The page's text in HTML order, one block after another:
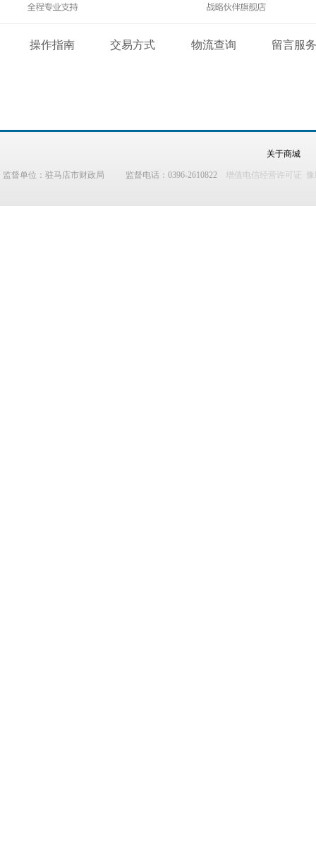
操作指南 交易方式 物流查询 留言服务
关于商城
监督单位：驻马店市财政局 监督电话：0396-2610822 增值电信经营许可证 豫